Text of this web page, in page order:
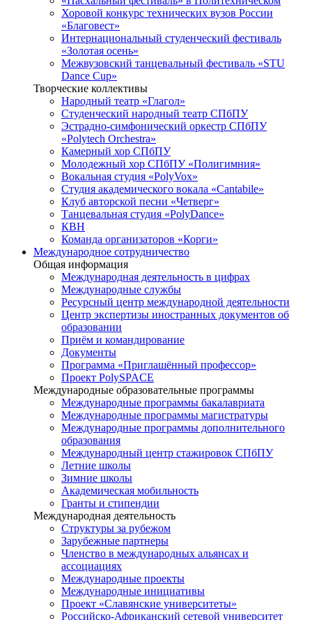
Хоровой конкурс технических вузов России
«Благовест»
Интернациональный студенческий фестиваль
«Золотая осень»
Межвузовский танцевальный фестиваль «STU
Dance Cup»
Творческие коллективы
Народный театр «Глагол»
Студенческий народный театр СПбПУ
Эстрадно-симфонический оркестр СПбПУ
«Polytech Orchestra»
Камерный хор СПбПУ
Молодежный хор СПбПУ «Полигимния»
Вокальная студия «PolyVox»
Студия академического вокала «Cantabile»
Клуб авторской песни «Четверг»
Танцевальная студия «PolyDance»
КВН
Команда организаторов «Корги»
Международное сотрудничество
Общая информация
Международная деятельность в цифрах
Международные службы
Ресурсный центр международной деятельности
Центр экспертизы иностранных документов об
образовании
Приём и командирование
Документы
Программа «Приглашённый профессор»
Проект PolySPACE
Международные образовательные программы
Международные программы бакалавриата
Международные программы магистратуры
Международные программы дополнительного
образования
Международный центр стажировок СПбПУ
Летние школы
Зимние школы
Академическая мобильность
Гранты и стипендии
Международная деятельность
Структуры за рубежом
Зарубежные партнеры
Членство в международных альянсах и
ассоциациях
Международные проекты
Международные инициативы
Проект «Славянские университеты»
Российско-Африканский сетевой университет